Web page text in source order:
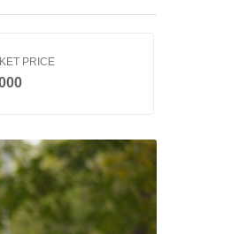
PRICE